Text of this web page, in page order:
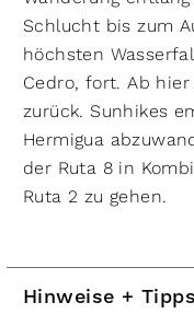
Schlucht bis zum
höchsten
Cedro, fort. Ab
zurück. Sunhikes
Hermigua
der Ruta 8 in
Ruta 2 zu gehen.
Hinweise + Tipps